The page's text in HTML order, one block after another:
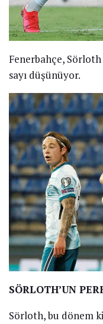
Fenerbahçe,
sayı düşünüyor.
SÖRLOTH’UN
Sörloth, bu dönem